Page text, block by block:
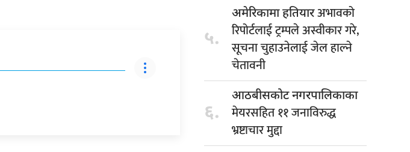
५.
अमेरिकामा हतियारअभावको
रिपोर्टलाई ट्रम्पले अस्वीकार गरे,
सूचना चुहाउनेलाई जेल हाल्ने
चेतावनी
६.
आठबीसकोट नगरपालिकाका
मेयरसहित ११ जनाविरुद्ध
भ्रष्टाचार मुद्दा